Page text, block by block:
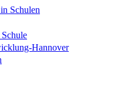
Schulen
Hannover